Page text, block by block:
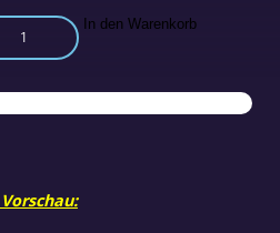
In den Warenkorb